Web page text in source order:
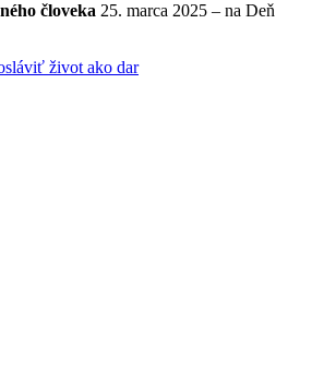
človeka 25. marca 2025 – na Deň
život ako dar